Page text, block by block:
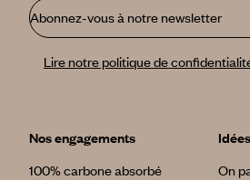
Abonnez-vous à notre newsletter
Lire notre politique de
Nos engagements
100% carbone absorbé
On